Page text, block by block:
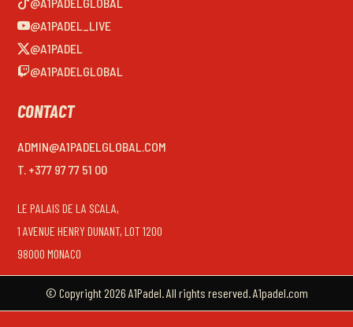
@A1PADEL_LIVE
@A1PADEL
@A1PADELGLOBAL
CONTACT
ADMIN@A1PADELGLOBAL.COM
T. +377 97 77 51 00
LE PALAIS DE LA SCALA,
1 AVENUE HENRY DUNANT, LOT 1200
98000 MONACO
© Copyright 2026 A1Padel. All rights reserved. A1padel.com